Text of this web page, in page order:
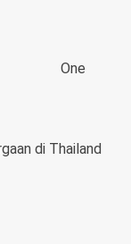
One
di Thailand